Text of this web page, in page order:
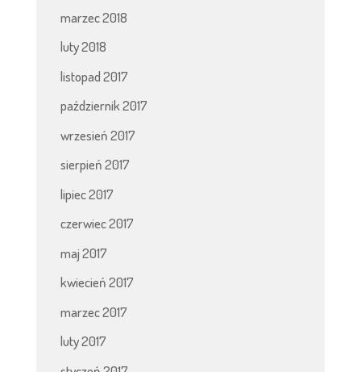
marzec 2018
luty 2018
listopad 2017
październik 2017
wrzesień 2017
sierpień 2017
lipiec 2017
czerwiec 2017
maj 2017
kwiecień 2017
marzec 2017
luty 2017